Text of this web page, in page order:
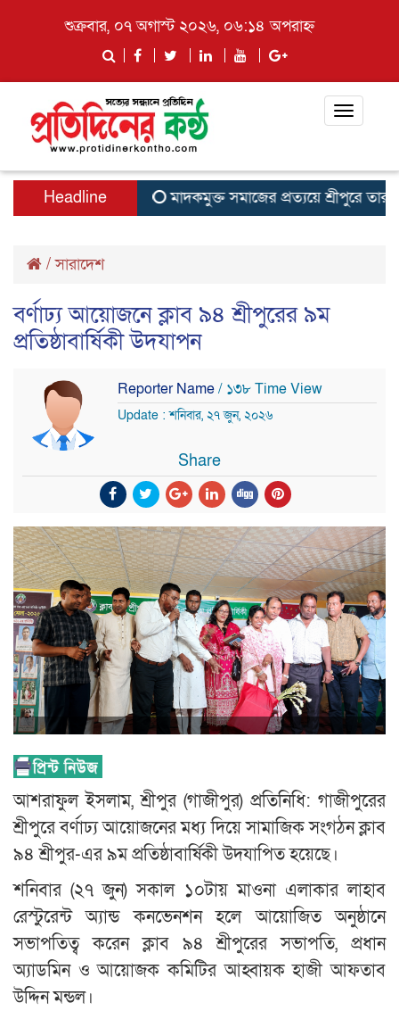
শুক্রবার, ০৭ অগাস্ট ২০২৬, ০৬:১৪ অপরাহ্ন
Toggle
Headline মাদকমুক্ত সমাজের প্রত্যয়ে শ্রীপুরে
/সারাদেশ
বর্ণাঢ্য আয়োজনে ক্লাব ৯৪ শ্রীপুরের ৯ম
প্রতিষ্ঠাবার্ষিকী উদযাপন
Reporter Name/ ১৩৮ Time View
Update : শনিবার, ২৭ জুন, ২০২৬
Share
আশরাফুল ইসলাম, শ্রীপুর (গাজীপুর) প্রতিনিধি: গাজীপুরের
শ্রীপুরে বর্ণাঢ্য আয়োজনের মধ্য দিয়ে সামাজিক সংগঠন ক্লাব
৯৪ শ্রীপুর-এর ৯ম প্রতিষ্ঠাবার্ষিকী উদযাপিত হয়েছে।
শনিবার (২৭ জুন) সকাল ১০টায় মাওনা এলাকার লাহাব
রেস্টুরেন্ট অ্যান্ড কনভেনশন হলে আয়োজিত অনুষ্ঠানে
সভাপতিত্ব করেন ক্লাব ৯৪ শ্রীপুরের সভাপতি, প্রধান
অ্যাডমিন ও আয়োজক কমিটির আহ্বায়ক হাজী আফতাব
উদ্দিন মন্ডল।